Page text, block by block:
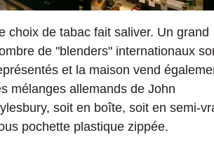
choix de tabac fait saliver. Un grand
de "blenders" internationaux
et la maison vend
mélanges allemands de John
soit en boîte, soit en semi-
pochette plastique zippée.